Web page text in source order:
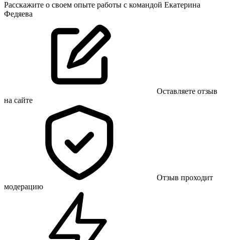
Расскажите о своем опыте работы с командой Екатерина
Федяева
Оставляете отзыв
на сайте
Отзыв проходит
модерацию